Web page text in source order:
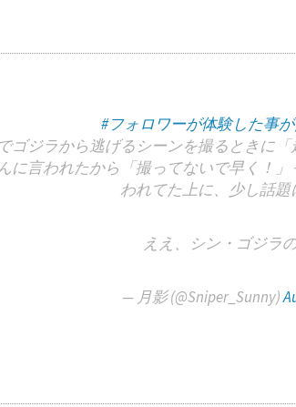
#フォロワーが体験した事
ゴジラから逃げるシーンを撮るときに
に言われたから「撮ってないで早く！
われてた上に、少し話題
ええ、シン・ゴジラ
— 月影 (@Sniper_Sunny)